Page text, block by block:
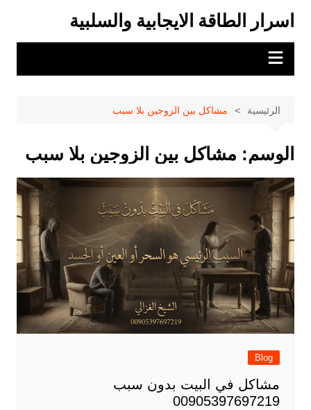
المحتوى
اسرار الطاقة الايجابية والسلبية
الرئيسية مشاكل بين الزوجين بلا سبب
الوسم: مشاكل بين الزوجين بلا سبب
Blog
مشاكل في البيت بدون سبب
00905397697219